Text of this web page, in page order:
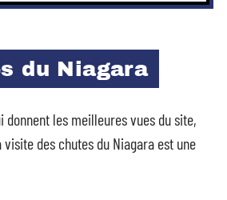
du Niagara
les meilleures vues du site,
visite des chutes du Niagara est une